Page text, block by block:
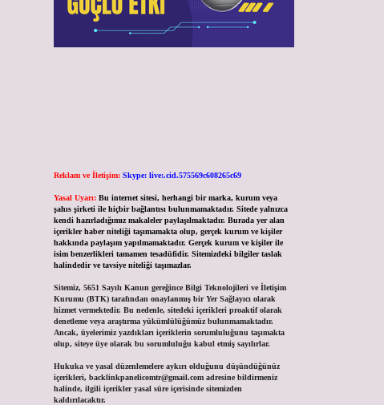
Reklam ve İletişim: Skype: live:.cid.575569c608265c69
Yasal Uyarı: Bu internet sitesi, herhangi bir marka, kurum veya
şahıs şirketi ile hiçbir bağlantısı bulunmamaktadır. Sitede yalnızca
kendi hazırladığımız makaleler paylaşılmaktadır. Burada yer alan
içerikler haber niteliği taşımamakta olup, gerçek kurum ve kişiler
hakkında paylaşım yapılmamaktadır. Gerçek kurum ve kişiler ile
isim benzerlikleri tamamen tesadüfidir. Sitemizdeki bilgiler taslak
halindedir ve tavsiye niteliği taşımazlar.
Sitemiz, 5651 Sayılı Kanun gereğince Bilgi Teknolojileri ve İletişim
Kurumu (BTK) tarafından onaylanmış bir Yer Sağlayıcı olarak
hizmet vermektedir. Bu nedenle, sitedeki içerikleri proaktif olarak
denetleme veya araştırma yükümlülüğümüz bulunmamaktadır.
Ancak, üyelerimiz yazdıkları içeriklerin sorumluluğunu taşımakta
olup, siteye üye olarak bu sorumluluğu kabul etmiş sayılırlar.
Hukuka ve yasal düzenlemelere aykırı olduğunu düşündüğünüz
içerikleri, backlinkpanelicomtr@gmail.comadresine bildirmeniz
halinde, ilgili içerikler yasal süre içerisinde sitemizden
kaldırılacaktır.